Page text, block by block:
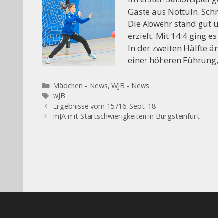
Gäste aus Nottuln.
Die Abwehr stand gut
erzielt. Mit 14:4 ging
In der zweiten Hälfte
einer höheren
Kategorien
Mädchen - News, WJB - News
Schlagwörter
wJB
Ergebnisse vom 15./16. Sept. 18
mJA mit Startschwierigkeiten in Burgsteinfurt